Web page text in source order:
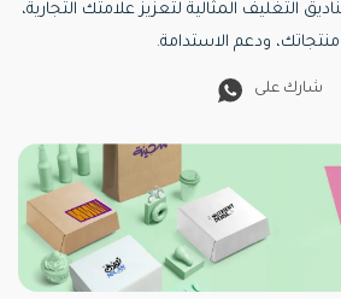
التغليف المثالية لتعزيز علامتك التجارية،
ودعم الاستدامة.
شارك على